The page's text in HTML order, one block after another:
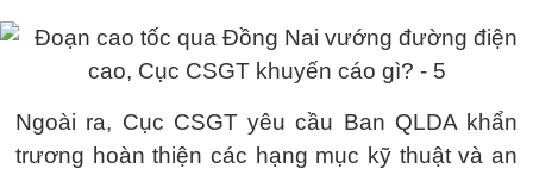
Ngoài ra, Cục CSGT yêu cầu Ban QLDA khẩn
trương hoàn thiện các hạng mục kỹ thuật và an